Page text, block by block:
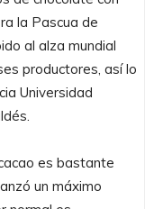
la Pascua de
al alza mundial
productores, así lo
Universidad
es bastante
un máximo